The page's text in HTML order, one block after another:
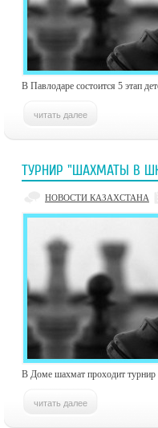
В Павлодаре состоится 5 этап
ТУРНИР "ШАХМАТЫ В
НОВОСТИ КАЗАХСТАНА
В Доме шахмат проходит